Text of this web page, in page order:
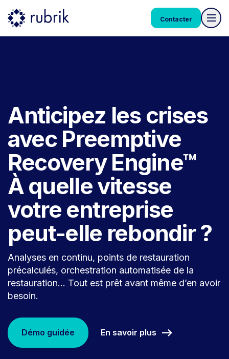
Contacter
Anticipez les crises
avec Preemptive
Recovery Engine™
À quelle vitesse
votre entreprise
peut-elle rebondir ?
Analyses en continu, points de restauration
précalculés, orchestration automatisée de la
restauration… Tout est prêt avant même d’en avoir
besoin.
Démo guidée En savoir plus